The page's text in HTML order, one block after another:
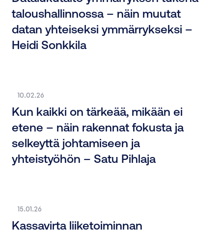
taloushallinnossa – näin muutat
datan yhteiseksi ymmärrykseksi –
Heidi Sonkkila
Kun kaikki on tärkeää, mikään ei
etene – näin rakennat fokusta ja
selkeyttä johtamiseen ja
yhteistyöhön – Satu Pihlaja
10.02.26
Kassavirta liiketoiminnan
15.01.26